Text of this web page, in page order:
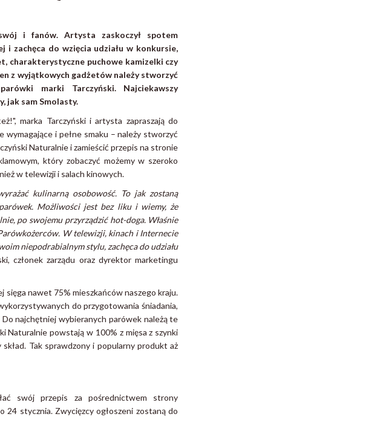
i fanów. Artysta zaskoczył spotem
i zachęca do wzięcia udziału w konkursie,
charakterystyczne puchowe kamizelki czy
z wyjątkowych gadżetów należy stworzyć
marki Tarczyński. Najciekawszy
jak sam Smolasty.
marka Tarczyński i artysta zapraszają do
i pełne smaku – należy stworzyć
Naturalnie i zamieścić przepis na stronie
który zobaczyć możemy w szeroko
w telewizji i salach kinowych.
kulinarną osobowość. To jak zostaną
Możliwości jest bez liku i wiemy, że
po swojemu przyrządzić hot-doga. Właśnie
W telewizji, kinach i Internecie
niepodrabialnym stylu, zachęca do udziału
członek zarządu oraz dyrektor marketingu
sięga nawet 75% mieszkańców naszego kraju.
do przygotowania śniadania,
najchętniej wybieranych parówek należą te
Naturalnie powstają w 100% z mięsa z szynki
Tak sprawdzony i popularny produkt aż
swój przepis za pośrednictwem strony
24 stycznia. Zwycięzcy ogłoszeni zostaną do